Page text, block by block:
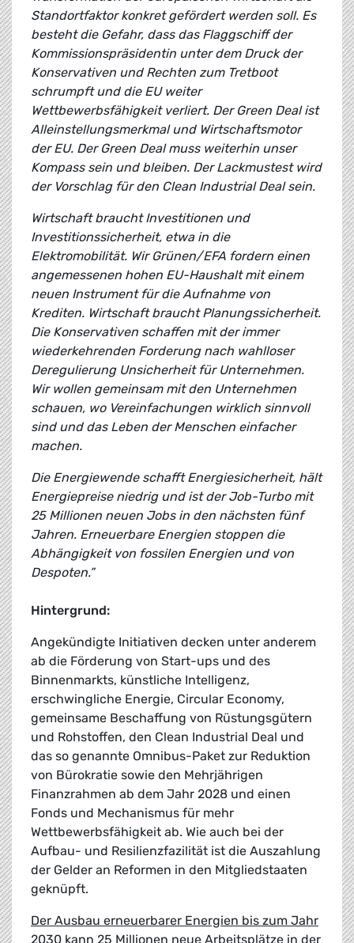
Standortfaktor konkret gefördert werden soll. Es
besteht die Gefahr, dass das Flaggschiff der
Kommissionspräsidentin unter dem Druck der
Konservativen und Rechten zum Tretboot
schrumpft und die EU weiter
Wettbewerbsfähigkeit verliert. Der Green Deal ist
Alleinstellungsmerkmal und Wirtschaftsmotor
der EU. Der Green Deal muss weiterhin unser
Kompass sein und bleiben. Der Lackmustest wird
der Vorschlag für den Clean Industrial Deal sein.
Wirtschaft braucht Investitionen und
Investitionssicherheit, etwa in die
Elektromobilität. Wir Grünen/EFA fordern einen
angemessenen hohen EU-Haushalt mit einem
neuen Instrument für die Aufnahme von
Krediten. Wirtschaft braucht Planungssicherheit.
Die Konservativen schaffen mit der immer
wiederkehrenden Forderung nach wahlloser
Deregulierung Unsicherheit für Unternehmen.
Wir wollen gemeinsam mit den Unternehmen
schauen, wo Vereinfachungen wirklich sinnvoll
sind und das Leben der Menschen einfacher
machen.
Die Energiewende schafft Energiesicherheit, hält
Energiepreise niedrig und ist der Job-Turbo mit
25 Millionen neuen Jobs in den nächsten fünf
Jahren. Erneuerbare Energien stoppen die
Abhängigkeit von fossilen Energien und von
Despoten.”
Hintergrund:
Angekündigte Initiativen decken unter anderem
ab die Förderung von Start-ups und des
Binnenmarkts, künstliche Intelligenz,
erschwingliche Energie, Circular Economy,
gemeinsame Beschaffung von Rüstungsgütern
und Rohstoffen, den Clean Industrial Deal und
das so genannte Omnibus-Paket zur Reduktion
von Bürokratie sowie den Mehrjährigen
Finanzrahmen ab dem Jahr 2028 und einen
Fonds und Mechanismus für mehr
Wettbewerbsfähigkeit ab. Wie auch bei der
Aufbau- und Resilienzfazilität ist die Auszahlung
der Gelder an Reformen in den Mitgliedstaaten
geknüpft.
Der Ausbau erneuerbarer Energien bis zum Jahr
2030 kann 25 Millionen neue Arbeitsplätze in der